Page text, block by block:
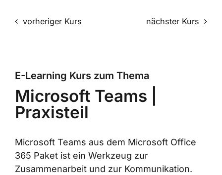
vorheriger Kurs nächster Kurs
E-Learning Kurs zum Thema
Microsoft Teams |
Praxisteil
Microsoft Teams aus dem Microsoft Office
365 Paket ist ein Werkzeug zur
Zusammenarbeit und zur Kommunikation.